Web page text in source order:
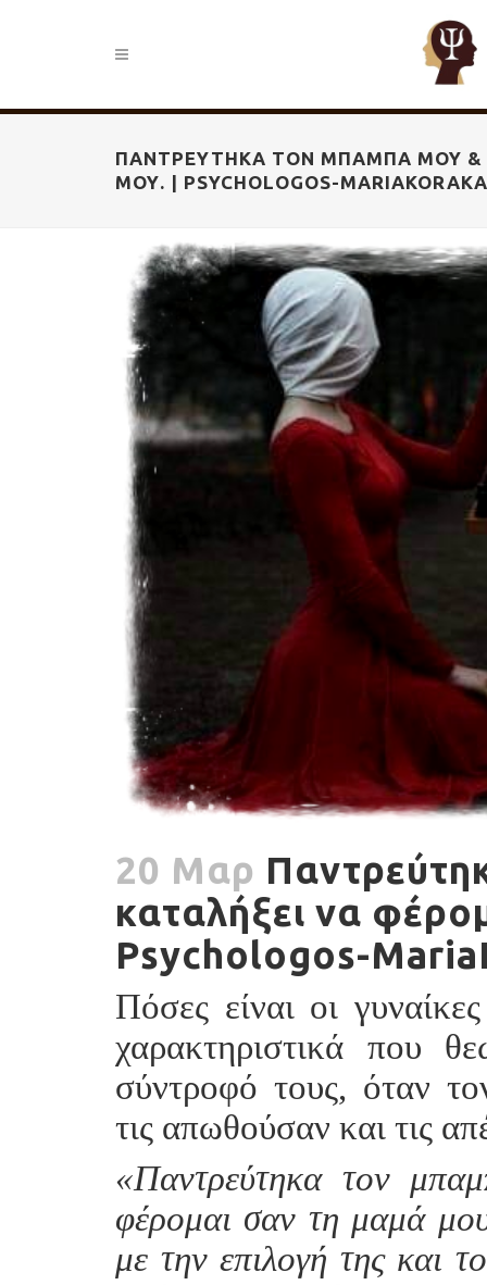
ΠΑΝΤΡΕΎΤΗΚΑ ΤΟΝ ΜΠΑΜΠΆ ΜΟΥ &
ΜΟΥ. | PSYCHOLOGOS-
20 Μαρ
καταλήξει να
Psychologos-
Πόσες είναι οι
χαρακτηριστικά που
σύντροφό τους, όταν
τις απωθούσαν και τις
«Παντρεύτηκα τον
φέρομαι σαν τη μαμά
με την επιλογή της και